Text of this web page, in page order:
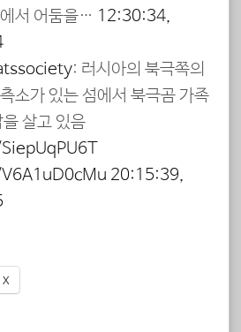
서 어둠을… 12:30:34,
: 러시아의 북극쪽의
소가 있는 섬에서 북극곰 가족
살고 있음
20:15:39,
X